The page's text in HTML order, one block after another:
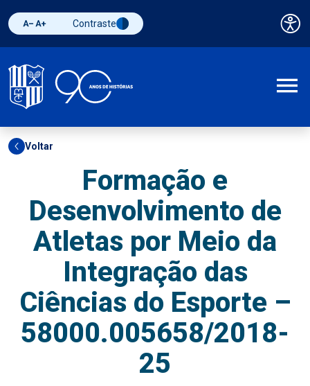
Diminuir fonte
Aumentar fonteAlternar contraste
Contraste
Voltar
Formação e
Desenvolvimento de
Atletas por Meio da
Integração das
Ciências do Esporte –
58000.005658/2018-
25